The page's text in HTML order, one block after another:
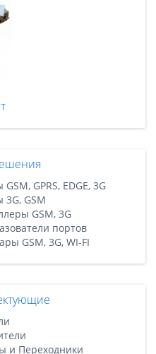
GPRS, EDGE, 3G
3G, GSM
GSM, 3G
портов
GSM, 3G, WI-FI
и Переходники